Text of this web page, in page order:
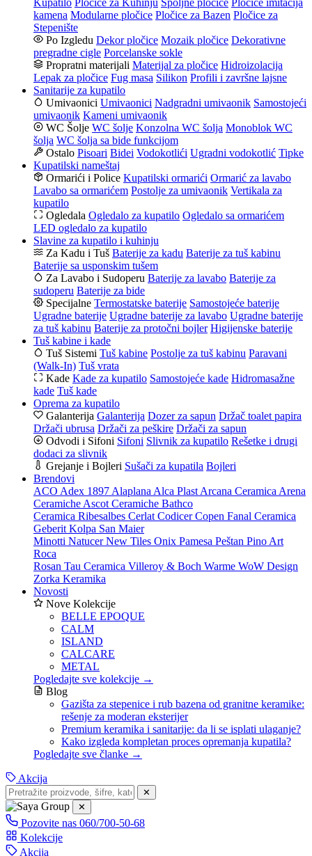
Kupatilo Pločice za Kuhinju Spoljne pločice Pločice imitacija
kamena Modularne pločice Pločice za Bazen Pločice za
Stepenište
Po Izgledu Dekor pločice Mozaik pločice Dekorativne
pregradne cigle Porcelanske sokle
Propratni materijali Materijal za pločice Hidroizolacija
Lepak za pločice Fug masa Silikon Profili i završne lajsne
Sanitarije za kupatilo
Umivaonici Umivaonici Nadgradni umivaonik Samostojeći
umivaonik Kameni umivaonik
WC Šolje WC šolje Konzolna WC šolja Monoblok WC
šolja WC šolja sa bide funkcijom
Ostalo Pisoari Bidei Vodokotlići Ugradni vodokotlić Tipke
Kupatilski nameštaj
Ormarići i Police Kupatilski ormarići Ormarić za lavabo
Lavabo sa ormarićem Postolje za umivaonik Vertikala za
kupatilo
Ogledala Ogledalo za kupatilo Ogledalo sa ormarićem
LED ogledalo za kupatilo
Slavine za kupatilo i kuhinju
Za Kadu i Tuš Baterije za kadu Baterije za tuš kabinu
Baterije sa usponskim tušem
Za Lavabo i Sudoperu Baterije za lavabo Baterije za
sudoperu Baterije za bide
Specijalne Termostatske baterije Samostojeće baterije
Ugradne baterije Ugradne baterije za lavabo Ugradne baterije
za tuš kabinu Baterije za protočni bojler Higijenske baterije
Tuš kabine i kade
Tuš Sistemi Tuš kabine Postolje za tuš kabinu Paravani
(Walk-In) Tuš vrata
Kade Kade za kupatilo Samostojeće kade Hidromasažne
kade Tuš kade
Oprema za kupatilo
Galanterija Galanterija Dozer za sapun Držač toalet papira
Držači ubrusa Držači za peškire Držači za sapun
Odvodi i Sifoni Sifoni Slivnik za kupatilo Rešetke i drugi
dodaci za slivnik
Grejanje i Bojleri Sušači za kupatila Bojleri
Brendovi
ACO Adex 1897 Alaplana Alca Plast Arcana Ceramica Arena
Ceramiche Ascot Ceramiche Bathco
Ceramica Ribesalbes Cerlat CodicerCopen Fanal Ceramica
Geberit Kolpa San Maier
Minotti NatucerNew Tiles Onix Pamesa Peštan Pino Art
Roca
Rosan Tau Ceramica Villeroy & Boch Warme WoW Design
Zorka Keramika
Novosti
Nove Kolekcije
BELLE EPOQUE
CALM
ISLAND
CALCARE
METAL
Pogledajte sve kolekcije →
Blog
Gazišta za stepenice i rub bazena od granitne keramike:
rešenje za moderan eksterijer
Premium keramika i sanitarije: da li se isplati ulaganje?
Kako izgleda kompletan proces opremanja kupatila?
Pogledajte sve članke →
Akcija
✕
✕
Pozovite nas 060/700-50-68
Kolekcije
Akcija